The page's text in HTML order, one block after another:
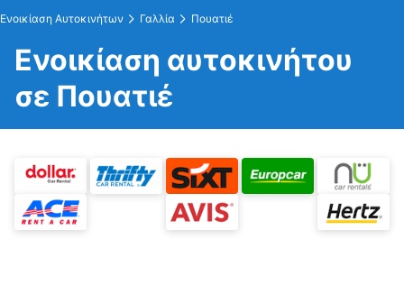
Ενοικίαση Αυτοκινήτων Γαλλία Πουατιέ
Ενοικίαση αυτοκινήτου
σε Πουατιέ